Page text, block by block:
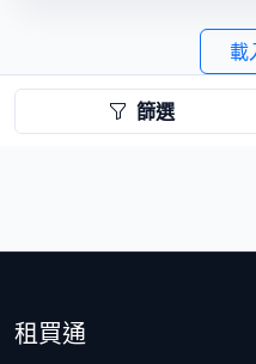
載
篩選
租買通